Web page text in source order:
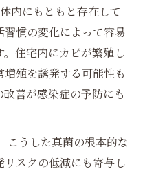
内にもともと存在して
慣の変化によって容易
住宅内にカビが繁殖し
殖を誘発する可能性も
善が感染症の予防にも
こうした真菌の根本的な
スクの低減にも寄与し